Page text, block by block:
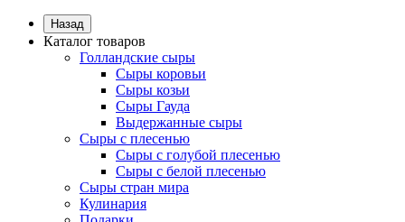
Назад
Каталог товаров
Голландские сыры
Сыры коровьи
Сыры козьи
Сыры Гауда
Выдержанные сыры
Сыры с плесенью
Сыры с голубой плесенью
Сыры с белой плесенью
Сыры стран мира
Кулинария